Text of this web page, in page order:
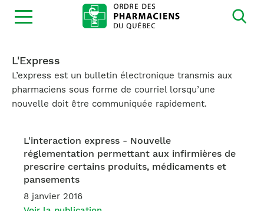
Ouvrir
la
L'Express
L’express est un bulletin électronique transmis aux
pharmaciens sous forme de courriel lorsqu’une
nouvelle doit être communiquée rapidement.
L'interaction express - Nouvelle
réglementation permettant aux infirmières de
prescrire certains produits, médicaments et
pansements
8 janvier 2016